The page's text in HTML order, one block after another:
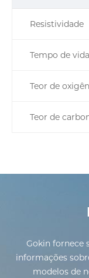
Resistividade
Tempo de
Teor de
Teor de
Gokin fornece
informações
modelos de